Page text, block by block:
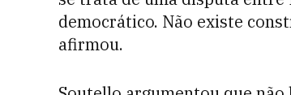
democrático. Não existe
afirmou.